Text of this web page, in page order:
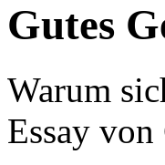
Gutes
Warum
Essay